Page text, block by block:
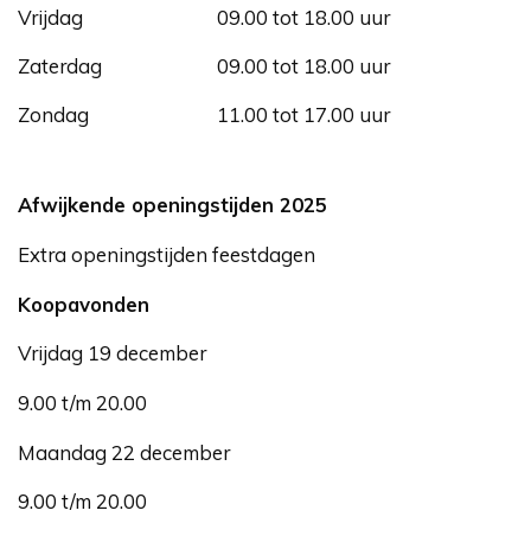
Vrijdag
09.00 tot 18.00 uur
Zaterdag
09.00 tot 18.00 uur
Zondag
11.00 tot 17.00 uur
Afwijkende openingstijden 2025
Extra openingstijden feestdagen
Koopavonden
Vrijdag 19 december
9.00 t/m 20.00
Maandag 22 december
9.00 t/m 20.00